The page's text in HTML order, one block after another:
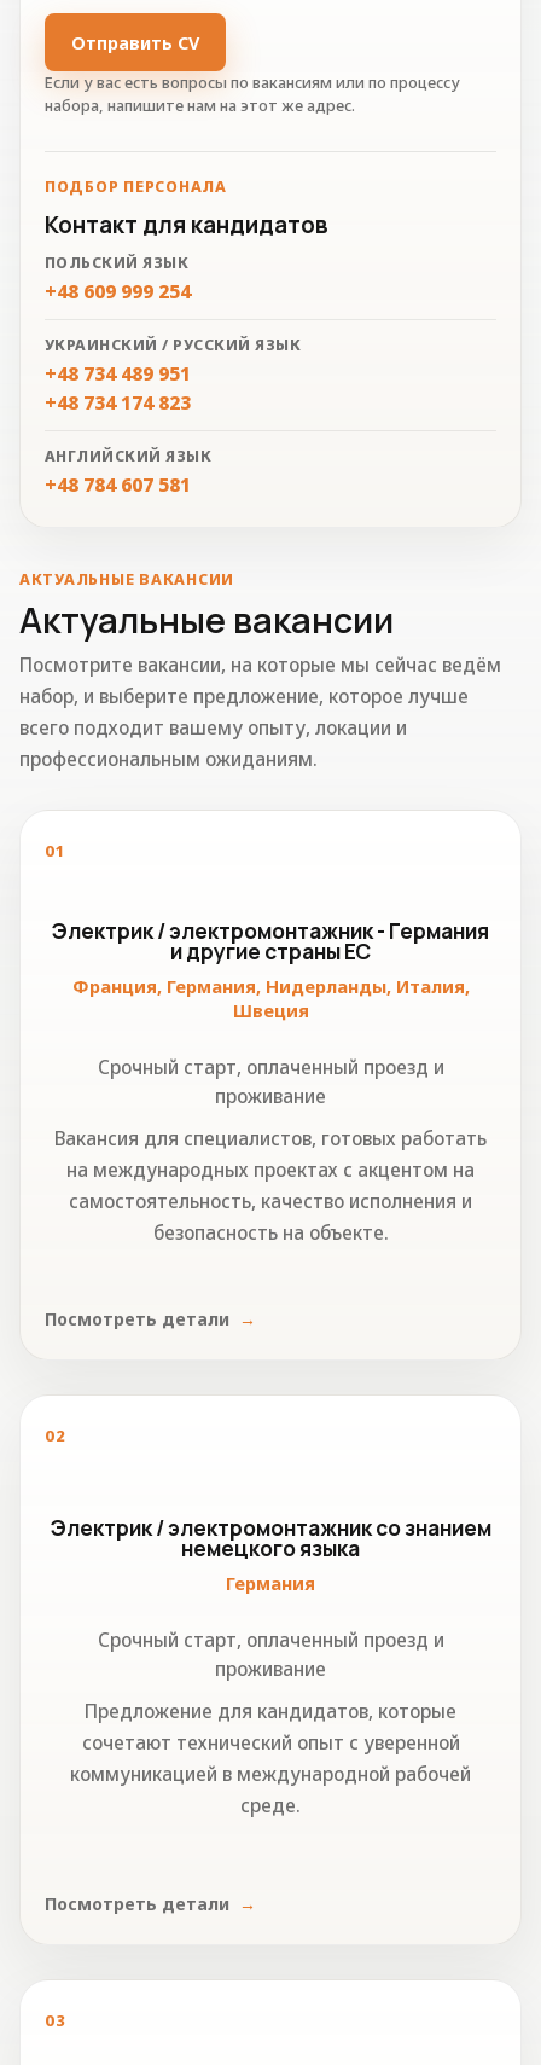
Отправить CV
Если у вас есть вопросы по вакансиям или по процессу
набора, напишите нам на этот же адрес.
ПОДБОР ПЕРСОНАЛА
Контакт для кандидатов
ПОЛЬСКИЙ ЯЗЫК
+48 609 999 254
УКРАИНСКИЙ / РУССКИЙ ЯЗЫК
+48 734 489 951
+48 734 174 823
АНГЛИЙСКИЙ ЯЗЫК
+48 784 607 581
АКТУАЛЬНЫЕ ВАКАНСИИ
Актуальные вакансии
Посмотрите вакансии, на которые мы сейчас ведём
набор, и выберите предложение, которое лучше
всего подходит вашему опыту, локации и
профессиональным ожиданиям.
01
Электрик / электромонтажник - Германия
и другие страны ЕС
Франция, Германия, Нидерланды, Италия,
Швеция
Срочный старт, оплаченный проезд и
проживание
Вакансия для специалистов, готовых работать
на международных проектах с акцентом на
самостоятельность, качество исполнения и
безопасность на объекте.
Посмотреть детали
02
Электрик / электромонтажник со знанием
немецкого языка
Германия
Срочный старт, оплаченный проезд и
проживание
Предложение для кандидатов, которые
сочетают технический опыт с уверенной
коммуникацией в международной рабочей
среде.
Посмотреть детали
03